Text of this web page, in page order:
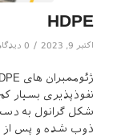
HDPE
اکتبر 9, 2023 / 0 دیدگاه
نفوذپذیری بسیار
شکل گرانول به
ذوب شده و پس از